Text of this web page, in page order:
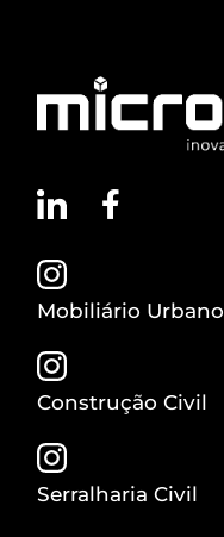
Mobiliário Urbano
Construção Civil
Serralharia Civil